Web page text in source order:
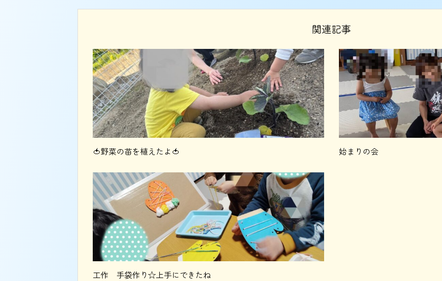
関連記事
🍅野菜の苗を植えたよ🍅 始まりの会
工作 手袋作り☆上手にできたね